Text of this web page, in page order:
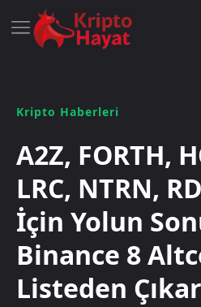
Kripto Haberleri
A2Z, FORTH,
LRC, NTRN,
İçin Yolun
Binance 8
Listeden